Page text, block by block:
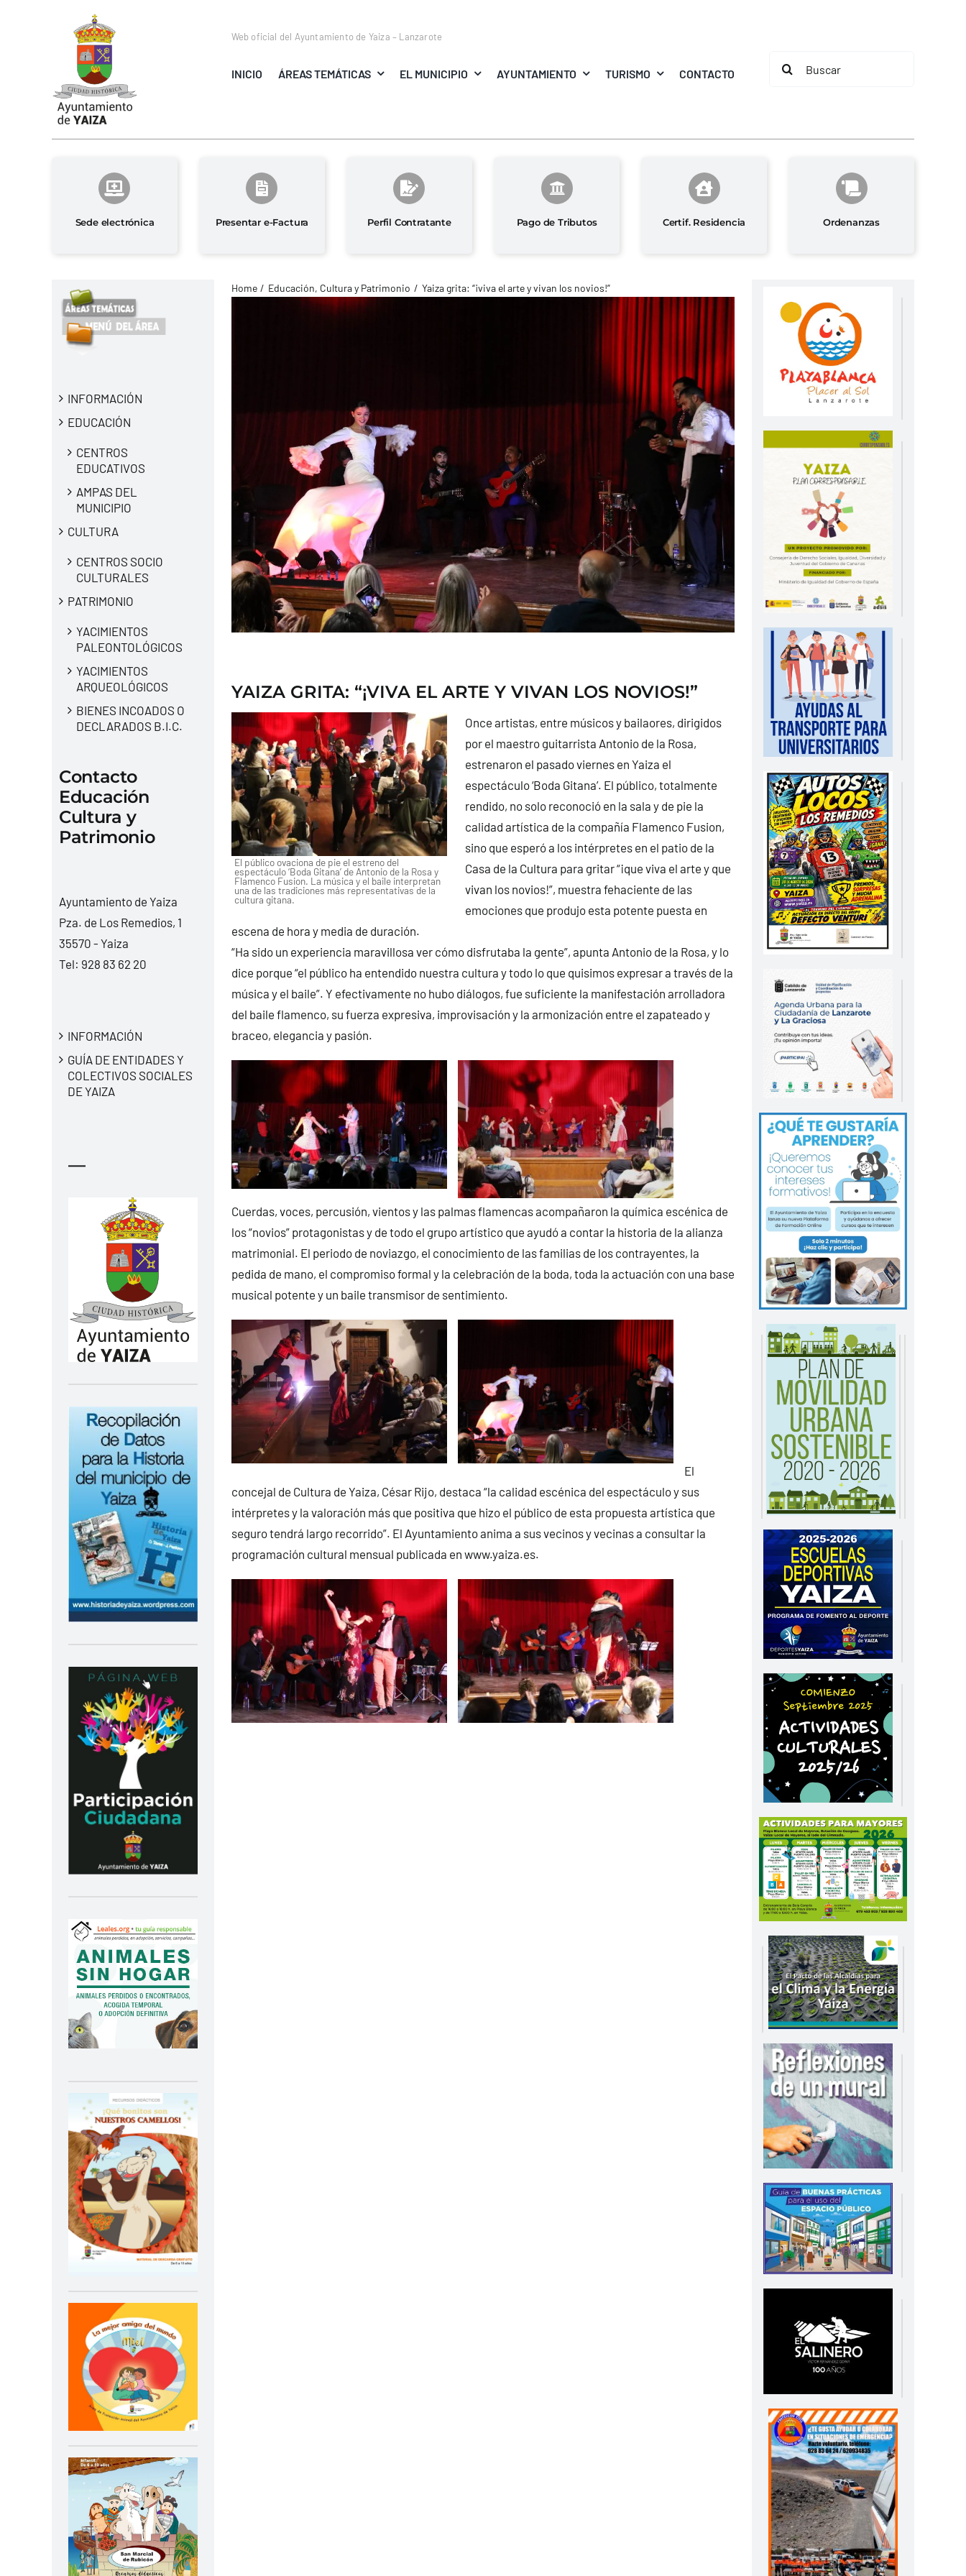
Web oficial del Ayuntamiento de Yaiza – Lanzarote
INICIO ÁREAS TEMÁTICAS EL MUNICIPIO AYUNTAMIENTO TURISMO CONTACTO
Buscar:
Sede electrónica Presentar e-Factura Perfil Contratante Pago de Tributos Certif. Residencia Ordenanzas
INFORMACIÓN
EDUCACIÓN
CENTROS
EDUCATIVOS
AMPAS DEL
MUNICIPIO
CULTURA
CENTROS SOCIO
CULTURALES
PATRIMONIO
YACIMIENTOS
PALEONTOLÓGICOS
YACIMIENTOS
ARQUEOLÓGICOS
BIENES INCOADOS O
DECLARADOS B.I.C.
Contacto
Educación
Cultura y
Patrimonio
Ayuntamiento de Yaiza
Pza. de Los Remedios, 1
35570 - Yaiza
Tel: 928 83 62 20
INFORMACIÓN
GUÍA DE ENTIDADES Y
COLECTIVOS SOCIALES
DE YAIZA
—
Home Educación, Cultura y Patrimonio Yaiza grita: “¡viva el arte y vivan los novios!”
YAIZA GRITA: “¡VIVA EL ARTE Y VIVAN LOS NOVIOS!”
El público ovaciona de pie el estreno del
espectáculo ‘Boda Gitana’ de Antonio de la Rosa y
Flamenco Fusion. La música y el baile interpretan
una de las tradiciones más representativas de la
cultura gitana.
Once artistas, entre músicos y bailaores, dirigidos
por el maestro guitarrista Antonio de la Rosa,
estrenaron el pasado viernes en Yaiza el
espectáculo ‘Boda Gitana’. El público, totalmente
rendido, no solo reconoció en la sala y de pie la
calidad artística de la compañía Flamenco Fusion,
sino que esperó a los intérpretes en el patio de la
Casa de la Cultura para gritar “¡que viva el arte y que
vivan los novios!”, muestra fehaciente de las
emociones que produjo esta potente puesta en
escena de hora y media de duración.
“Ha sido un experiencia maravillosa ver cómo disfrutaba la gente”, apunta Antonio de la Rosa, y lo
dice porque “el público ha entendido nuestra cultura y todo lo que quisimos expresar a través de la
música y el baile”. Y efectivamente no hubo diálogos, fue suficiente la manifestación arrolladora
del baile flamenco, su fuerza expresiva, improvisación y la armonización entre el zapateado y
braceo, elegancia y pasión.
Cuerdas, voces, percusión, vientos y las palmas flamencas acompañaron la química escénica de
los “novios” protagonistas y de todo el grupo artístico que ayudó a contar la historia de la alianza
matrimonial. El periodo de noviazgo, el conocimiento de las familias de los contrayentes, la
pedida de mano, el compromiso formal y la celebración de la boda, toda la actuación con una base
musical potente y un baile transmisor de sentimiento.
El
concejal de Cultura de Yaiza, César Rijo, destaca “la calidad escénica del espectáculo y sus
intérpretes y la valoración más que positiva que hizo el público de esta propuesta artística que
seguro tendrá largo recorrido”. El Ayuntamiento anima a sus vecinos y vecinas a consultar la
programación cultural mensual publicada en www.yaiza.es.